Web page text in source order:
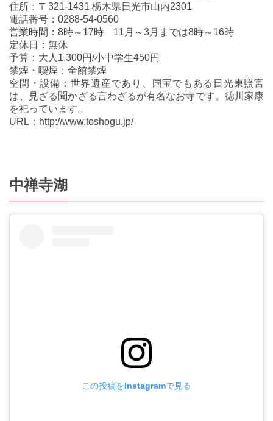
住所：〒321-1431 栃木県日光市山内2301
電話番号：0288-54-0560
営業時間：8時～17時 11月～3月までは8時～16時
定休日：無休
予算：大人1,300円/小中学生450円
禁煙・喫煙：全館禁煙
空間・設備：世界遺産であり、国宝でもある日光東照宮
は、見ざる聞かざる言わざるが有名なお寺です。徳川家康
を祀っています。
URL：http://www.toshogu.jp/
中禅寺湖
この投稿をInstagramで見る